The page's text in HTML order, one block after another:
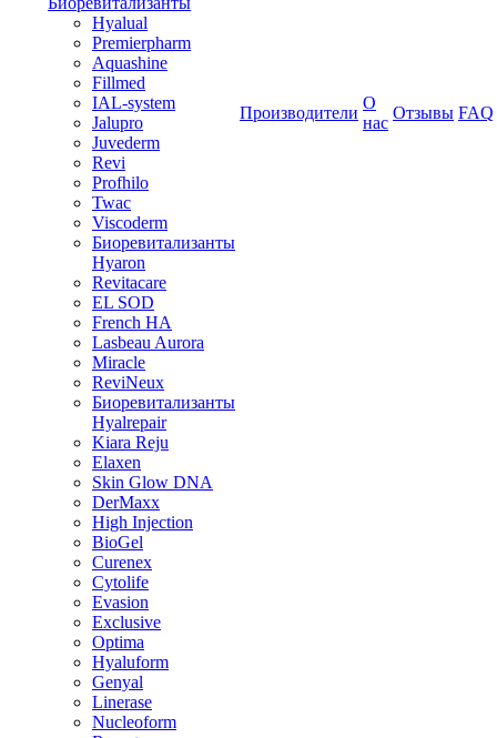
Hyalual
Premierpharm
Aquashine
Fillmed
IAL-system
Jalupro
Juvederm
Revi
Profhilo
Twac
Viscoderm
Биоревитализанты
Hyaron
Revitacare
EL SOD
French HA
Lasbeau Aurora
Miracle
ReviNeux
Биоревитализанты
Hyalrepair
Kiara Reju
Elaxen
Skin Glow DNA
DerMaxx
High Injection
BioGel
Curenex
Cytolife
Evasion
Exclusive
Optima
Hyaluform
Genyal
Linerase
Nucleoform
Производители
О
нас
Отзывы FAQ